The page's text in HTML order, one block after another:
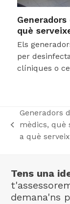
què
Els
per
clíniques o
previous
post:
Generadors
mèdics, què
a què
Tens una
demana'ns